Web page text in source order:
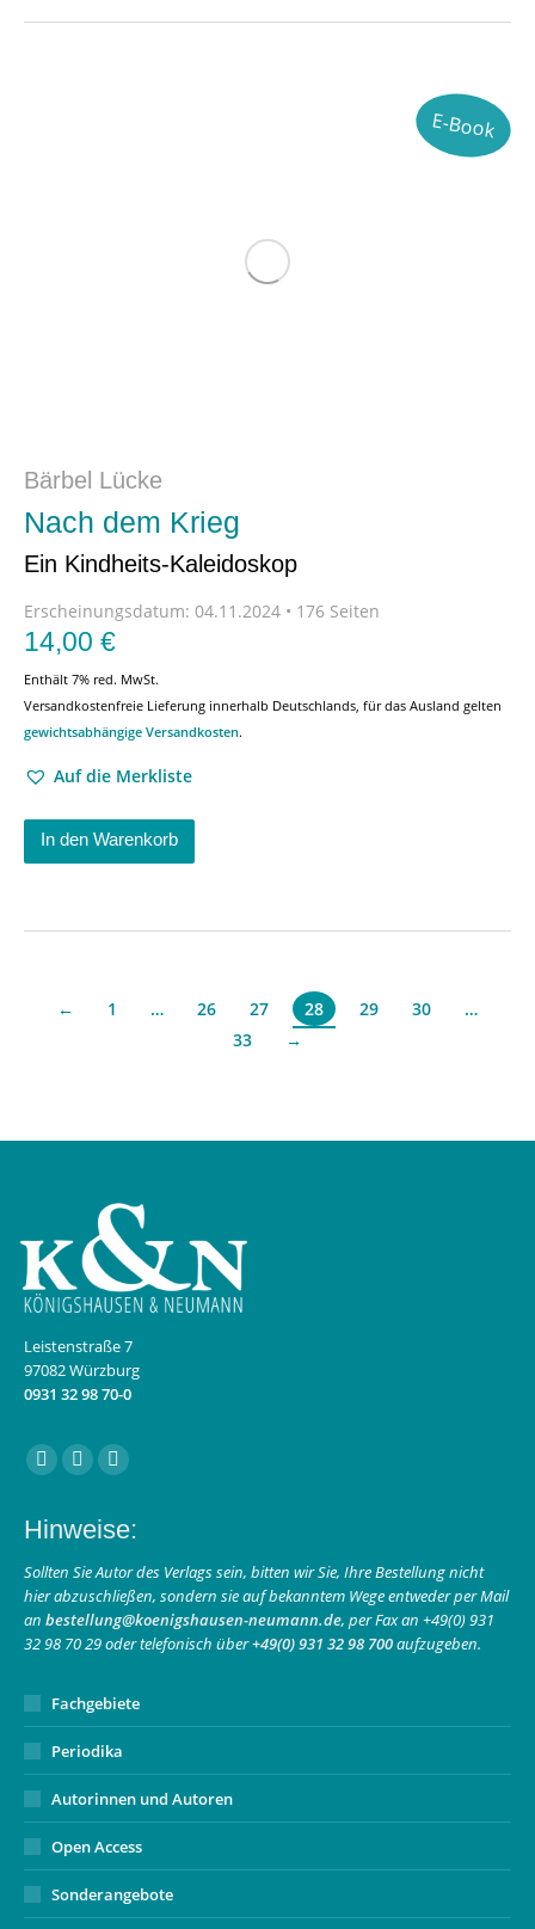
E-Book
Bärbel Lücke
Nach dem Krieg
Ein Kindheits-Kaleidoskop
Erscheinungsdatum: 04.11.2024 • 176 Seiten
14,00 €
Enthält 7% red. MwSt.
Versandkostenfreie Lieferung innerhalb Deutschlands, für das Ausland gelten
gewichtsabhängige Versandkosten.
Auf die Merkliste
In den Warenkorb
← 1 … 26 27 28 29 30
…
33
→
Leistenstraße 7
97082 Würzburg
0931 32 98 70-0
Finden Sie uns auf:
Facebook
opens
in
new
window
Instagram
opens
in
new
window
E-
page
opens
in
new
window
Hinweise:
Sollten Sie Autor des Verlags sein, bitten wir Sie, Ihre Bestellung nicht
hier abzuschließen, sondern sie auf bekanntem Wege entweder per Mail
an bestellung@koenigshausen-neumann.de, per Fax an +49(0) 931
32 98 70 29 oder telefonisch über+49(0) 931 32 98 700aufzugeben.
Fachgebiete
Periodika
Autorinnen und Autoren
Open Access
Sonderangebote